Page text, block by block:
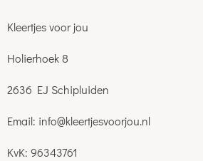
Kleertjes voor jou
Holierhoek 8
2636 EJ Schipluiden
Email: info@kleertjesvoorjou.nl
KvK: 96343761